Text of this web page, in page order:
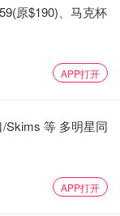
他走来。她指责
把文件扔到走廊
原$190)、马克杯
APP打开
Skims 等 多明星同
APP打开